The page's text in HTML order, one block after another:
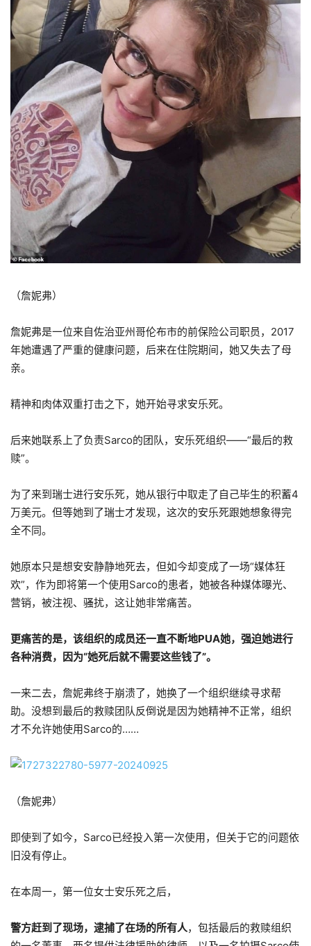
（詹妮弗）
詹妮弗是一位来自佐治亚州哥伦布市的前保险公司职员，2017
年她遭遇了严重的健康问题，后来在住院期间，她又失去了母
亲。
精神和肉体双重打击之下，她开始寻求安乐死。
后来她联系上了负责Sarco的团队，安乐死组织——“最后的救
赎”。
为了来到瑞士进行安乐死，她从银行中取走了自己毕生的积蓄4
万美元。但等她到了瑞士才发现，这次的安乐死跟她想象得完
全不同。
她原本只是想安安静静地死去，但如今却变成了一场“媒体狂
欢”，作为即将第一个使用Sarco的患者，她被各种媒体曝光、
营销，被注视、骚扰，这让她非常痛苦。
更痛苦的是，该组织的成员还一直不断地PUA她，强迫她进行
各种消费，因为“她死后就不需要这些钱了”。
一来二去，詹妮弗终于崩溃了，她换了一个组织继续寻求帮
助。没想到最后的救赎团队反倒说是因为她精神不正常，组织
才不允许她使用Sarco的……
（詹妮弗）
即使到了如今，Sarco已经投入第一次使用，但关于它的问题依
旧没有停止。
在本周一，第一位女士安乐死之后，
警方赶到了现场，逮捕了在场的所有人，包括最后的救赎组织